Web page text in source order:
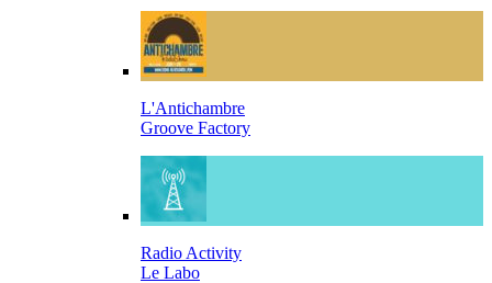
L'Antichambre
Groove Factory
Radio Activity
Le Labo